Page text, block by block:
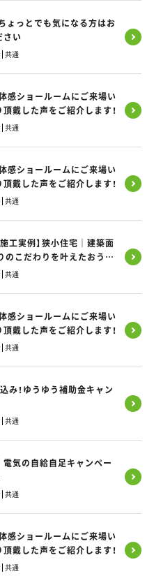
ょっとでも気になる方はお
さい
共通
感ショールームにご来場い
戴した声をご紹介します！
共通
感ショールームにご来場い
戴した声をご紹介します！
共通
工実例】狭小住宅｜建築面
こだわりを叶えたおうち
と木目のかわいいCafé風
共通
感ショールームにご来場い
戴した声をご紹介します！
共通
み！ゆうゆう補助金キャン
共通
気の自給自足キャンペー
共通
感ショールームにご来場い
戴した声をご紹介します！
共通